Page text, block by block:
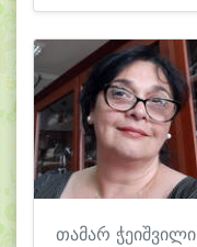
თამარ ჭეიშვილი